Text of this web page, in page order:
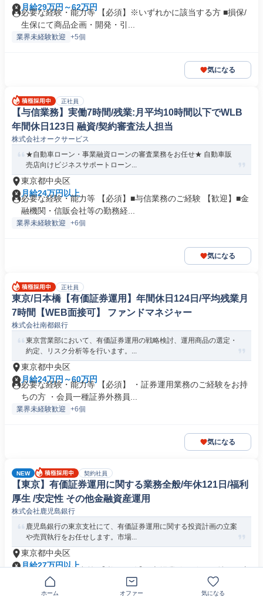
月給29万円～62万円
必要な経験・能力等 【必須】※いずれかに該当する方 ■損保/
生保にて商品企画・開発・引...
業界未経験歓迎 +5個
気になる
正社員
【与信業務】実働7時間/残業:月平均10時間以下でWLB
年間休日123日 融資/契約審査法人担当
株式会社オークサービス
★自動車ローン・事業融資ローンの審査業務をお任せ★ 自動車販
売店向けビジネスサポートローン...
東京都中央区
月給24万円以上
必要な経験・能力等 【必須】■与信業務のご経験 【歓迎】■金
融機関・信販会社等の勤務経...
業界未経験歓迎 +6個
気になる
正社員
東京/日本橋【有価証券運用】年間休日124日/平均残業月
7時間【WEB面接可】 ファンドマネジャー
株式会社南都銀行
東京営業部において、有価証券運用の戦略検討、運用商品の選定・
約定、リスク分析等を行います。...
東京都中央区
月給24万円～60万円
必要な経験・能力等 【必須】 ・証券運用業務のご経験をお持
ちの方 ・会員一種証券外務員...
業界未経験歓迎 +6個
気になる
NEW 契約社員
【東京】有価証券運用に関する業務全般/年休121日/福利
厚生 /安定性 その他金融資産運用
株式会社鹿児島銀行
鹿児島銀行の東京支社にて、有価証券運用に関する投資計画の立案
や売買執行をお任せします。市場...
東京都中央区
月給27万円以上
必要な経験・能力等 【必須要件】■市場業務経験をお持ちの方
（目安：5年以上） 【尚可】...
業界未経験歓迎
ホーム オファー 気になる